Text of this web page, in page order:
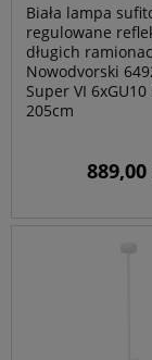
Biała lampa
regulowane
długich
Nowodvorski
Super VI
205cm
889,00